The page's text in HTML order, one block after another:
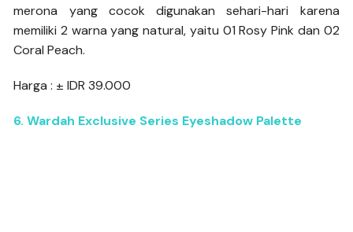
merona yang cocok digunakan sehari-hari karena
memiliki 2 warna yang natural, yaitu 01 Rosy Pink dan 02
Coral Peach.
Harga : ± IDR 39.000
6. Wardah Exclusive Series Eyeshadow Palette